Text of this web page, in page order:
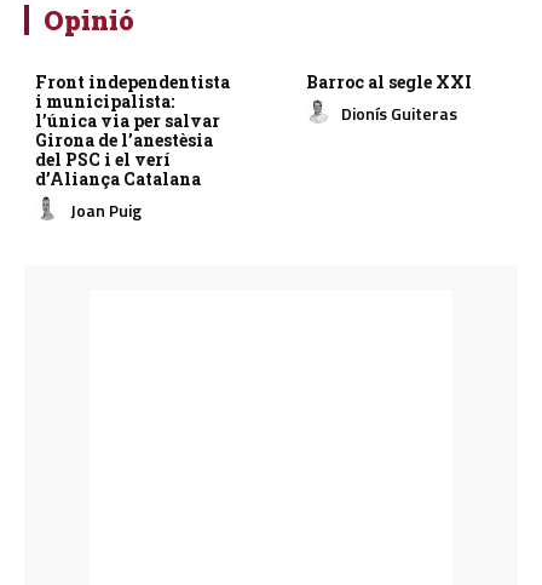
Opinió
Front independentista
i municipalista:
l’única via per salvar
Girona de l’anestèsia
del PSC i el verí
d’Aliança Catalana
Joan Puig
Barroc al segle XXI
Dionís Guiteras